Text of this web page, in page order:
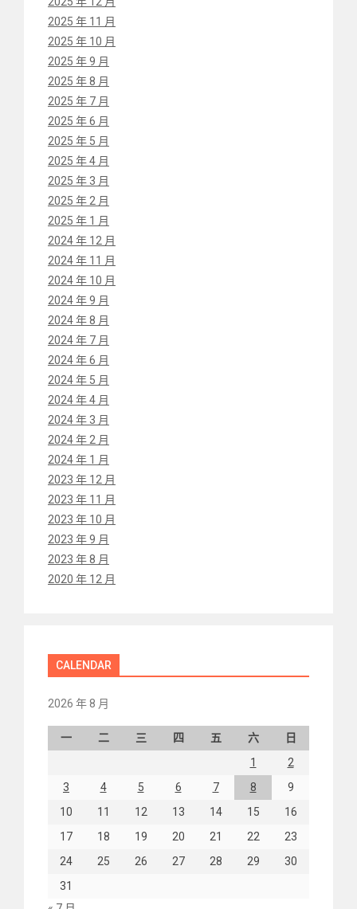
2025 年 11 月
2025 年 10 月
2025 年 9 月
2025 年 8 月
2025 年 7 月
2025 年 6 月
2025 年 5 月
2025 年 4 月
2025 年 3 月
2025 年 2 月
2025 年 1 月
2024 年 12 月
2024 年 11 月
2024 年 10 月
2024 年 9 月
2024 年 8 月
2024 年 7 月
2024 年 6 月
2024 年 5 月
2024 年 4 月
2024 年 3 月
2024 年 2 月
2024 年 1 月
2023 年 12 月
2023 年 11 月
2023 年 10 月
2023 年 9 月
2023 年 8 月
2020 年 12 月
CALENDAR
2026 年 8 月
一 二 三 四 五 六
日
1
2
3
4 5 6 7 8
9
10
11 12 13 14 15
16
17
18 19 20 21 22
23
24
25 26 27 28 29
30
31